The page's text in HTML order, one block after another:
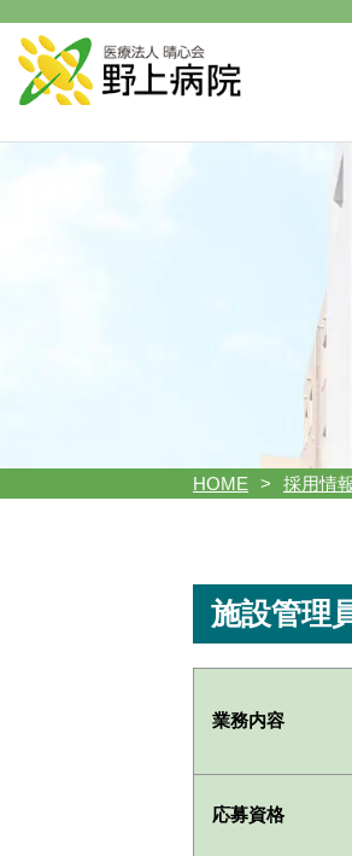
HOME 採用情
施設管理
業務内容
応募資格